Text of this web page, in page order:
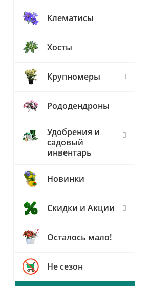
Клематисы
Хосты
Крупномеры
Рододендроны
Удобрения и
садовый
инвентарь
Новинки
Скидки и Акции
Осталось мало!
Не сезон